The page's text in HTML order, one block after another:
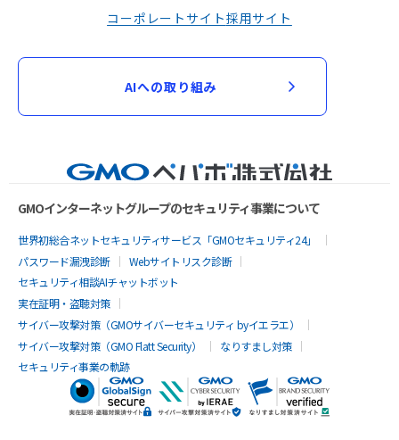
コーポレートサイト採用サイト
AIへの取り組み
GMOインターネットグループのセキュリティ事業について
世界初総合ネットセキュリティサービス「GMOセキュリティ24」
パスワード漏洩診断
Webサイトリスク診断
セキュリティ相談AIチャットボット
実在証明・盗聴対策
サイバー攻撃対策（GMOサイバーセキュリティ byイエラエ）
サイバー攻撃対策（GMO Flatt Security）
なりすまし対策
セキュリティ事業の軌跡